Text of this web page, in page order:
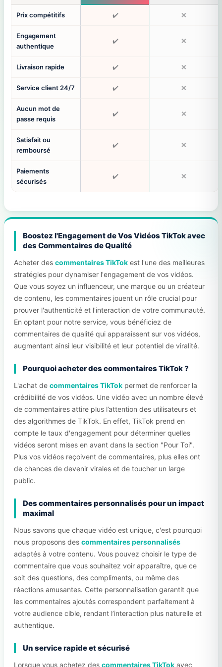
Prix compétitifs ✔️ ❌
Engagement
authentique
✔️ ❌
Livraison rapide ✔️ ❌
Service client 24/7 ✔️ ❌
Aucun mot de
passe requis
✔️ ❌
Satisfait ou
remboursé
✔️ ❌
Paiements
sécurisés
✔️ ❌
Boostez l'Engagement de Vos Vidéos TikTok avec
des Commentaires de Qualité
Acheter des commentaires TikTok est l'une des meilleures
stratégies pour dynamiser l'engagement de vos vidéos.
Que vous soyez un influenceur, une marque ou un créateur
de contenu, les commentaires jouent un rôle crucial pour
prouver l'authenticité et l'interaction de votre communauté.
En optant pour notre service, vous bénéficiez de
commentaires de qualité qui apparaissent sur vos vidéos,
augmentant ainsi leur visibilité et leur potentiel de viralité.
Pourquoi acheter des commentaires TikTok ?
L'achat de commentaires TikTok permet de renforcer la
crédibilité de vos vidéos. Une vidéo avec un nombre élevé
de commentaires attire plus l’attention des utilisateurs et
des algorithmes de TikTok. En effet, TikTok prend en
compte le taux d'engagement pour déterminer quelles
vidéos seront mises en avant dans la section "Pour Toi".
Plus vos vidéos reçoivent de commentaires, plus elles ont
de chances de devenir virales et de toucher un large
public.
Des commentaires personnalisés pour un impact
maximal
Nous savons que chaque vidéo est unique, c'est pourquoi
nous proposons des commentaires personnalisés
adaptés à votre contenu. Vous pouvez choisir le type de
commentaire que vous souhaitez voir apparaître, que ce
soit des questions, des compliments, ou même des
réactions amusantes. Cette personnalisation garantit que
les commentaires ajoutés correspondent parfaitement à
votre audience cible, rendant l’interaction plus naturelle et
authentique.
Un service rapide et sécurisé
Lorsque vous achetez des commentaires TikTok avec